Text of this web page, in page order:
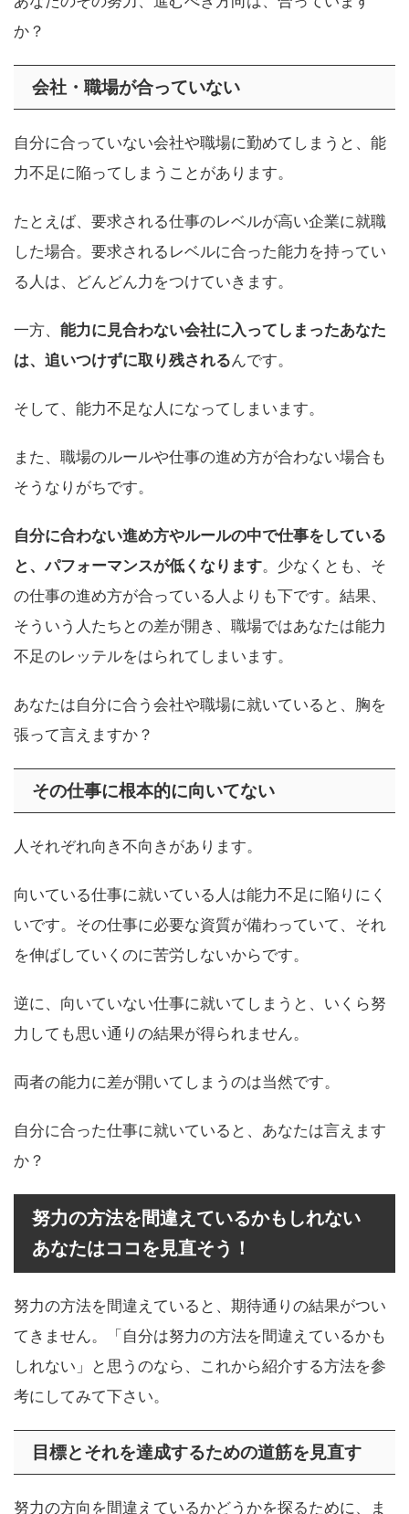
か？
会社・職場が合っていない
自分に合っていない会社や職場に勤めてしまうと、能
力不足に陥ってしまうことがあります。
たとえば、要求される仕事のレベルが高い企業に就職
した場合。要求されるレベルに合った能力を持ってい
る人は、どんどん力をつけていきます。
一方、 能力に見合わない会社に入ってしまったあなた
は、追いつけずに取り残されるんです。
そして、能力不足な人になってしまいます。
また、職場のルールや仕事の進め方が合わない場合も
そうなりがちです。
自分に合わない進め方やルールの中で仕事をしている
と、パフォーマンスが低くなります。少なくとも、そ
の仕事の進め方が合っている人よりも下です。結果、
そういう人たちとの差が開き、職場ではあなたは能力
不足のレッテルをはられてしまいます。
あなたは自分に合う会社や職場に就いていると、胸を
張って言えますか？
その仕事に根本的に向いてない
人それぞれ向き不向きがあります。
向いている仕事に就いている人は能力不足に陥りにく
いです。その仕事に必要な資質が備わっていて、それ
を伸ばしていくのに苦労しないからです。
逆に、向いていない仕事に就いてしまうと、いくら努
力しても思い通りの結果が得られません。
両者の能力に差が開いてしまうのは当然です。
自分に合った仕事に就いていると、あなたは言えます
か？
努力の方法を間違えているかもしれない
あなたはココを見直そう！
努力の方法を間違えていると、期待通りの結果がつい
てきません。「自分は努力の方法を間違えているかも
しれない」と思うのなら、これから紹介する方法を参
考にしてみて下さい。
目標とそれを達成するための道筋を見直す
努力の方向を間違えているかどうかを探るために、ま